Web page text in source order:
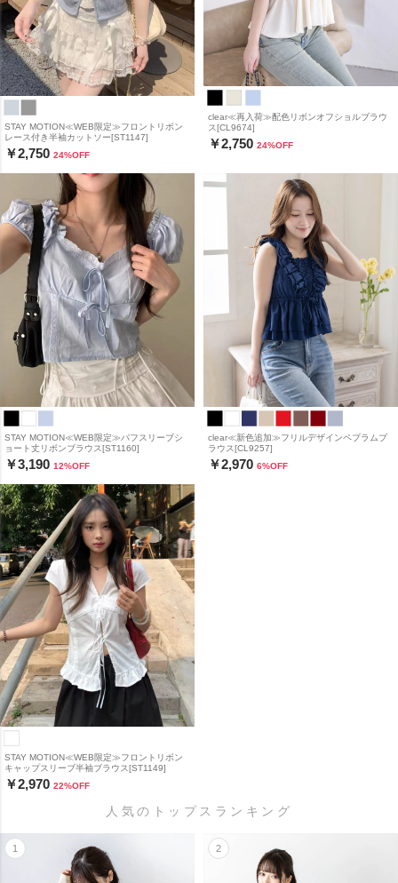
STAY MOTION≪WEB限定≫フロントリボン
レース付き半袖カットソー[ST1147]
￥2,750 24%OFF
clear≪再入荷≫配色リボンオフショルブラウ
ス[CL9674]
￥2,750 24%OFF
STAY MOTION≪WEB限定≫パフスリーブシ
ョート丈リボンブラウス[ST1160]
￥3,190 12%OFF
clear≪新色追加≫フリルデザインペプラムブ
ラウス[CL9257]
￥2,970 6%OFF
STAY MOTION≪WEB限定≫フロントリボン
キャップスリーブ半袖ブラウス[ST1149]
￥2,970 22%OFF
人気のトップスランキング